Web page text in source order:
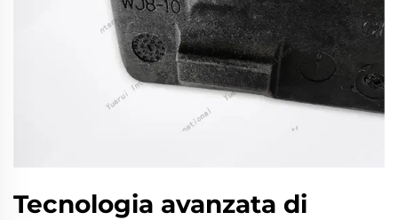
Tecnologia avanzata di